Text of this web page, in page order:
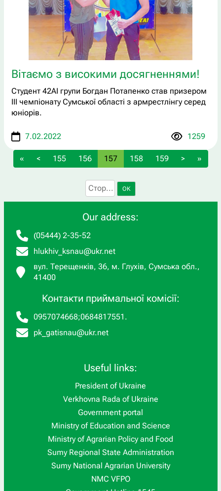
Вітаємо з високими досягненнями!
Студент 42АІ групи Богдан Потапенко став призером
ІІІ чемпіонату Сумської області з армрестлінгу серед
юніорів.
7.02.2022 1259
« < 155 156 157 158 159 > »
OK
Our address:
(05444) 2-35-52
hlukhiv_ksnau@ukr.net
вул. Терещенків, 36, м. Глухів, Сумська обл.,
41400
Контакти приймальної комісії:
0957074668;0684817551 .
pk_gatisnau@ukr.net
Useful links:
President of Ukraine
Verkhovna Rada of Ukraine
Government portal
Ministry of Education and Science
Ministry of Agrarian Policy and Food
Sumy Regional State Administration
Sumy National Agrarian University
NMC VFPO